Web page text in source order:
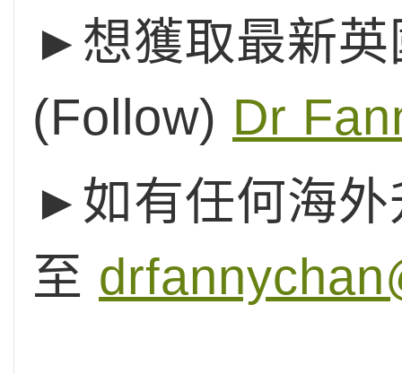
►想獲取最新英
(Follow) Dr
►如有任何海外
至